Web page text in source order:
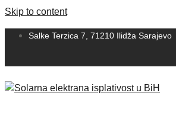
Skip to content
Salke Terzica 7, 71210 Ilidža Sarajevo